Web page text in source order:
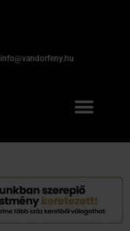
info@vandorfeny.hu